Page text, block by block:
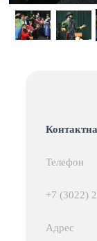
Телефон
+7 (3022)
Адрес